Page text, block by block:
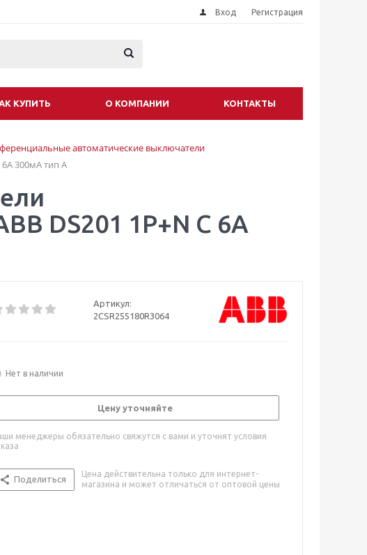
Вход Регистрация
КУПИТЬ О КОМПАНИИ КОНТАКТЫ
автоматические выключатели
300мА тип A
DS201 1P+N C 6A
Артикул:
2CSR255180R3064
Нет в наличии
Цену уточняйте
менеджеры обязательно свяжутся с вами и уточнят условия
Поделиться
Цена действительна только для интернет-
магазина и может отличаться от оптовой цены